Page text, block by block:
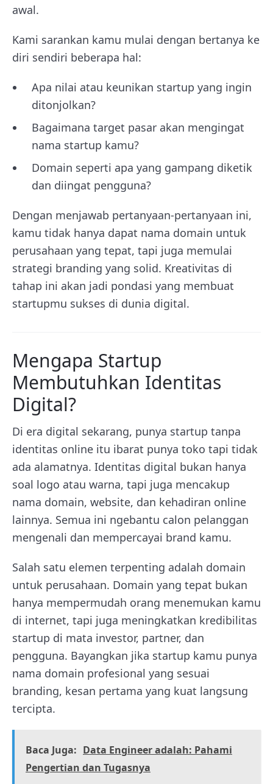
awal.
Kami sarankan kamu mulai dengan bertanya ke
diri sendiri beberapa hal:
Apa nilai atau keunikan startup yang ingin
ditonjolkan?
Bagaimana target pasar akan mengingat
nama startup kamu?
Domain seperti apa yang gampang diketik
dan diingat pengguna?
Dengan menjawab pertanyaan-pertanyaan ini,
kamu tidak hanya dapat nama domain untuk
perusahaan yang tepat, tapi juga memulai
strategi branding yang solid. Kreativitas di
tahap ini akan jadi pondasi yang membuat
startupmu sukses di dunia digital.
Mengapa Startup
Membutuhkan Identitas
Digital?
Di era digital sekarang, punya startup tanpa
identitas online itu ibarat punya toko tapi tidak
ada alamatnya. Identitas digital bukan hanya
soal logo atau warna, tapi juga mencakup
nama domain, website, dan kehadiran online
lainnya. Semua ini ngebantu calon pelanggan
mengenali dan mempercayai brand kamu.
Salah satu elemen terpenting adalah domain
untuk perusahaan. Domain yang tepat bukan
hanya mempermudah orang menemukan kamu
di internet, tapi juga meningkatkan kredibilitas
startup di mata investor, partner, dan
pengguna. Bayangkan jika startup kamu punya
nama domain profesional yang sesuai
branding, kesan pertama yang kuat langsung
tercipta.
Baca Juga: Data Engineer adalah: Pahami
Pengertian dan Tugasnya